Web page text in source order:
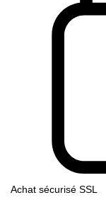
Achat sécurisé SSL